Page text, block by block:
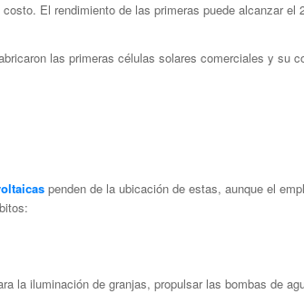
El rendimiento de las primeras puede alcanzar
las primeras células solares comerciales y su
penden de la ubicación de estas, aunque el
la iluminación de granjas, propulsar las bombas de